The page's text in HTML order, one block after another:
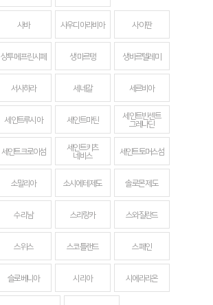
사바 사우디아라비아 사이판
상투메 프린시페 생 마르탱 생바르텔레미
서사하라 세네갈 세르비아
세인트루시아 세인트마틴
세인트빈센트
그레나딘
세인트크로이섬
세인트키츠
네비스
세인트토머스섬
소말리아 소시에테 제도 솔로몬 제도
수리남 스리랑카 스와질란드
스위스 스코틀랜드 스페인
슬로베니아 시리아 시에라리온